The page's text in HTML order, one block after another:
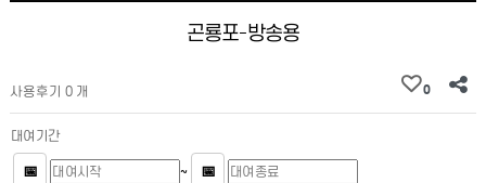
곤룡포-방송용
사용후기 0 개 0
대여기간
📅 ~ 📅